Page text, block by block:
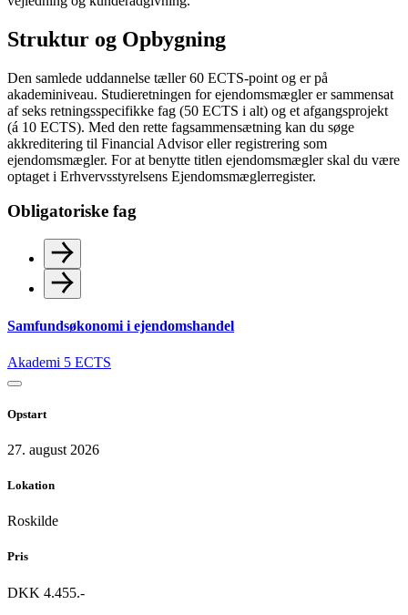
Struktur og Opbygning
Den samlede uddannelse tæller 60 ECTS-point og er på
akademiniveau. Studieretningen for ejendomsmægler er sammensat
af seks retningsspecifikke fag (50 ECTS i alt) og et afgangsprojekt
(á 10 ECTS). Med den rette fagsammensætning kan du søge
akkreditering til Financial Advisor eller registrering som
ejendomsmægler. For at benytte titlen ejendomsmægler skal du være
optaget i Erhvervsstyrelsens Ejendomsmæglerregister.
Obligatoriske fag
Samfundsøkonomi i ejendomshandel
Akademi 5 ECTS
Opstart
27. august 2026
Lokation
Roskilde
Pris
DKK 4.455.-